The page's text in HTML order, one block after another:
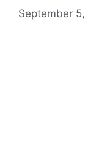
September